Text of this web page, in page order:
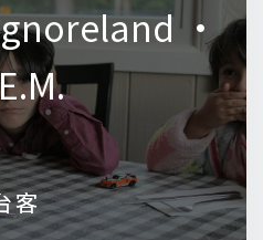
•
客
•
客